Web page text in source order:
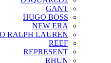
GANT
HUGO BOSS
NEW ERA
RALPH LAUREN
REEF
REPRESENT
RHUN